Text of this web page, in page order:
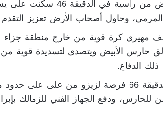
الأول للأبيض من
وحاول أصحاب الأرض تعزيز
مهيري كرة قوية من خارج منطقة جزاء
ذلك الدفاع.
وشهدت الدقيقة 66 فرصة لزيزو من على
للحارس، ودفع الجهاز الفني للزمالك